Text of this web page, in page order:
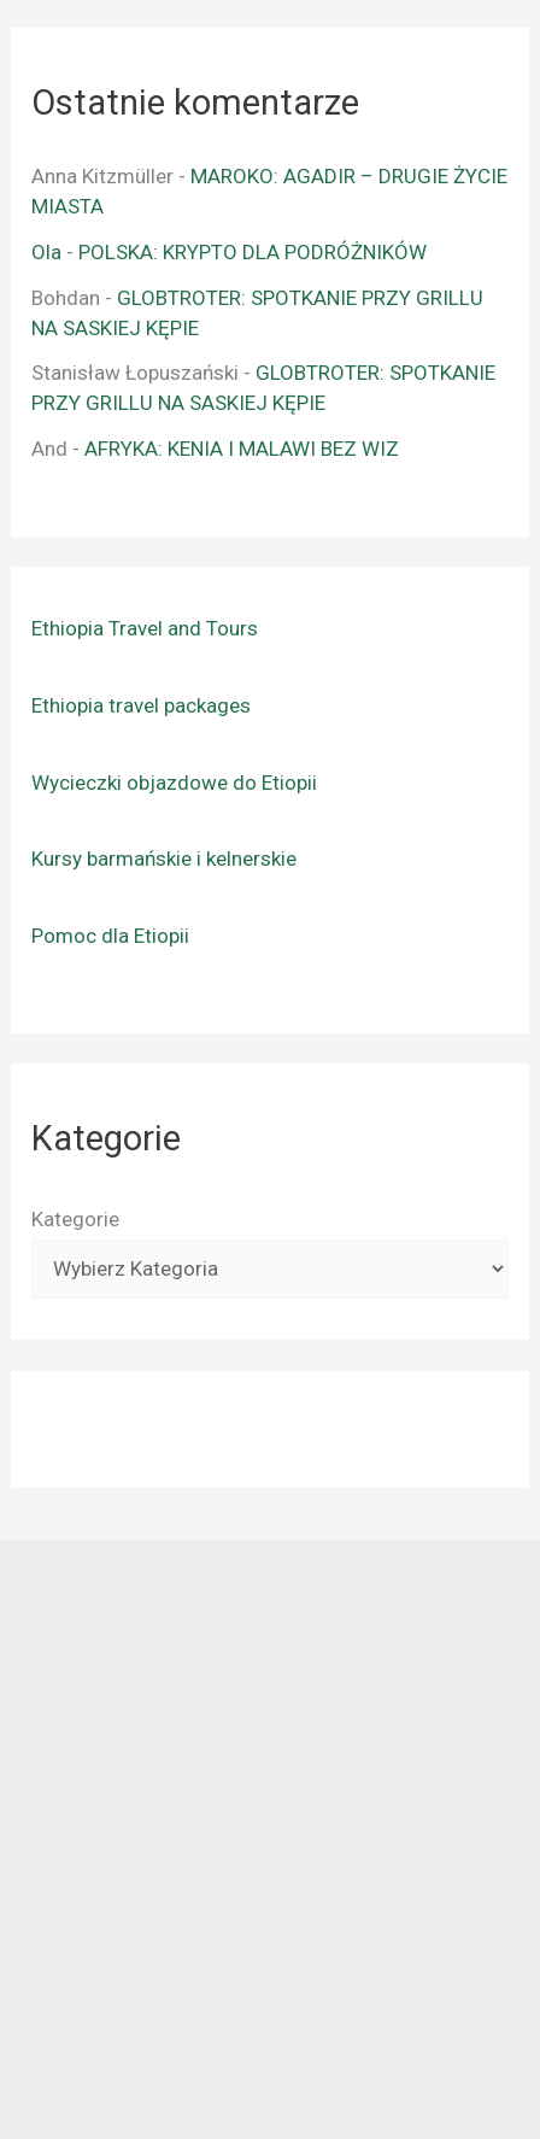
Ostatnie komentarze
Anna Kitzmüller - MAROKO: AGADIR – DRUGIE ŻYCIE
MIASTA
Ola - POLSKA: KRYPTO DLA PODRÓŻNIKÓW
Bohdan - GLOBTROTER: SPOTKANIE PRZY GRILLU
NA SASKIEJ KĘPIE
Stanisław Łopuszański - GLOBTROTER: SPOTKANIE
PRZY GRILLU NA SASKIEJ KĘPIE
And -AFRYKA: KENIA I MALAWI BEZ WIZ
Ethiopia Travel and Tours
Ethiopia travel packages
Wycieczki objazdowe do Etiopii
Kursy barmańskie i kelnerskie
Pomoc dla Etiopii
Kategorie
Kategorie